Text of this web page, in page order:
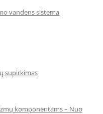
vandens sistema
supirkimas
komponentams – Nuo